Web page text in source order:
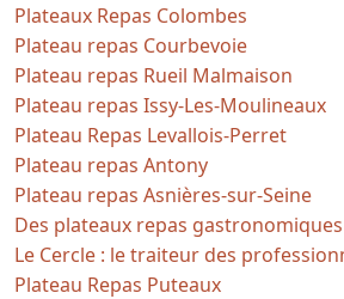
Plateaux Repas Colombes
Plateau repas Courbevoie
Plateau repas Rueil Malmaison
Plateau repas Issy-Les-Moulineaux
Plateau Repas Levallois-Perret
Plateau repas Antony
Plateau repas Asnières-sur-Seine
Des plateaux repas
Le Cercle : le traiteur des
Plateau Repas Puteaux